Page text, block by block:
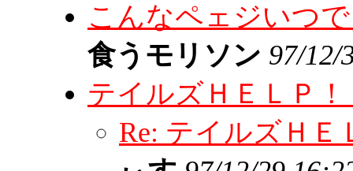
こんなペェジいつ
食うモリソン 97/12/
テイルズＨＥＬＰ
Re: テイルズＨ